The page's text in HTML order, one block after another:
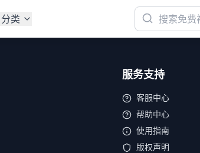
分类
服务支持
客服中心
帮助中心
使用指南
版权声明